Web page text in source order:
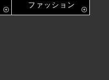
ファッション